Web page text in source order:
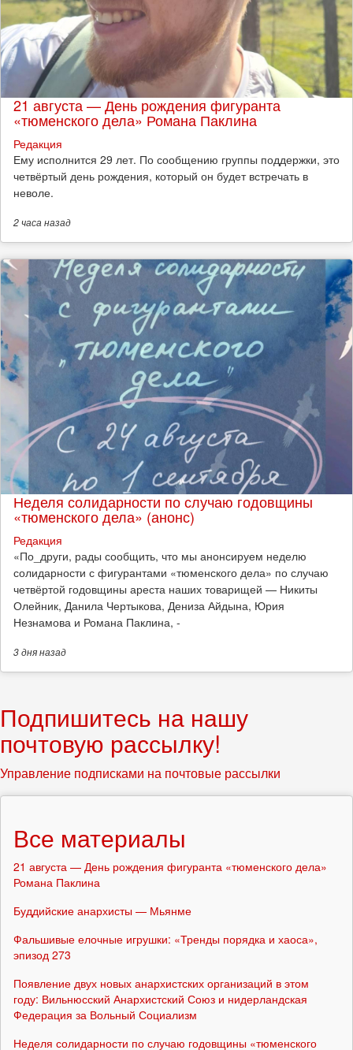
21 августа — День рождения фигуранта
«тюменского дела» Романа Паклина
Редакция
Ему исполнится 29 лет. По сообщению группы поддержки, это
четвёртый день рождения, который он будет встречать в
неволе.
2 часаназад
Неделя солидарности по случаю годовщины
«тюменского дела» (анонс)
Редакция
​«По_други, рады сообщить, что мы анонсируем неделю
солидарности с фигурантами «тюменского дела» по случаю
четвёртой годовщины ареста наших товарищей — Никиты
Олейник, Данила Чертыкова, Дениза Айдына, Юрия
Незнамова и Романа Паклина, -
3 дняназад
Подпишитесь на нашу
почтовую рассылку!
Управление подписками на почтовые рассылки
Все материалы
21 августа — День рождения фигуранта «тюменского дела»
Романа Паклина
Буддийские анархисты — Мьянме
Фальшивые елочные игрушки: «Тренды порядка и хаоса»,
эпизод 273
Появление двух новых анархистских организаций в этом
году: Вильнюсский Анархистский Союз и нидерландская
Федерация за Вольный Социализм
Неделя солидарности по случаю годовщины «тюменского